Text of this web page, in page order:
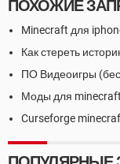
ПОХОЖИЕ
Minecraft для
Как стереть
ПО Видеоигры
Моды для minecraft
Curseforge